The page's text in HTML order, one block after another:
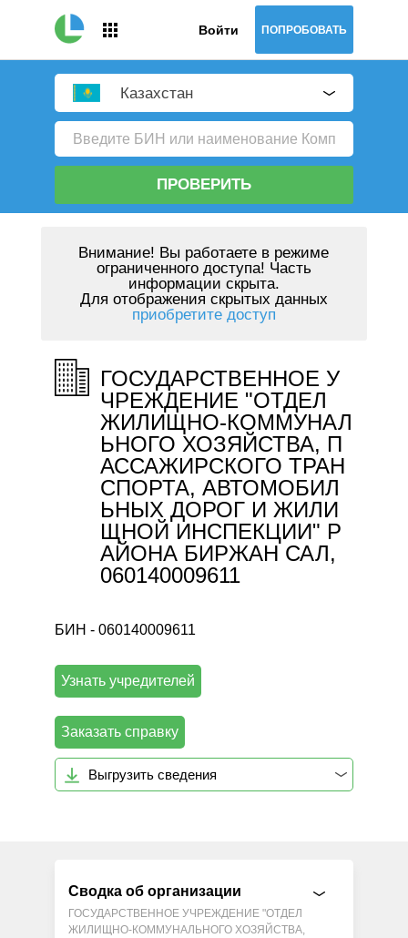
Войти ПОПРОБОВАТЬ
Казахстан
ПРОВЕРИТЬ
Внимание! Вы работаете в режиме
ограниченного доступа! Часть
информации скрыта.
Для отображения скрытых данных
приобретите доступ
ГОСУДАРСТВЕННОЕ У
ЧРЕЖДЕНИЕ "ОТДЕЛ
ЖИЛИЩНО-КОММУНАЛ
ЬНОГО ХОЗЯЙСТВА, П
АССАЖИРСКОГО ТРАН
СПОРТА, АВТОМОБИЛ
ЬНЫХ ДОРОГ И ЖИЛИ
ЩНОЙ ИНСПЕКЦИИ" Р
АЙОНА БИРЖАН САЛ,
060140009611
БИН - 060140009611
Узнать учредителей
Заказать справку
Выгрузить сведения
Сводка об организации
ГОСУДАРСТВЕННОЕ УЧРЕЖДЕНИЕ "ОТДЕЛ
ЖИЛИЩНО-КОММУНАЛЬНОГО ХОЗЯЙСТВА,